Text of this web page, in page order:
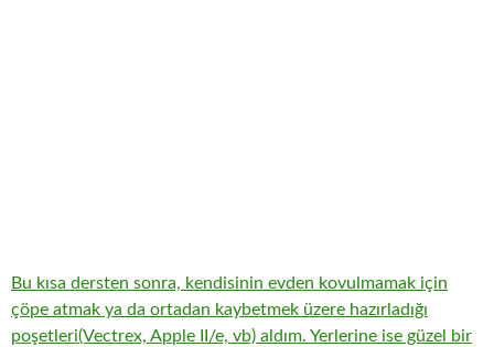
Bu kısa dersten sonra, kendisinin evden kovulmamak için
çöpe atmak ya da ortadan kaybetmek üzere hazırladığı
poşetleri(Vectrex, Apple II/e, vb) aldım. Yerlerine ise güzel bir